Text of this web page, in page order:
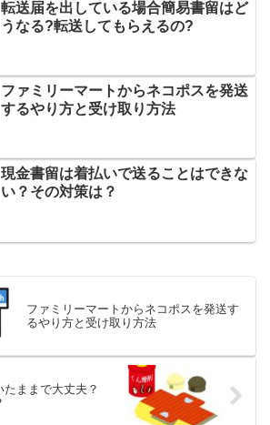
転送届を出している場合簡易書留はど
うなる?転送してもらえるの?
ファミリーマートからネコポスを発送
するやり方と受け取り方法
現金書留は着払いで送ることはできな
い？その対策は？
ファミリーマートからネコポスを発送す
るやり方と受け取り方法
ままで大丈夫？